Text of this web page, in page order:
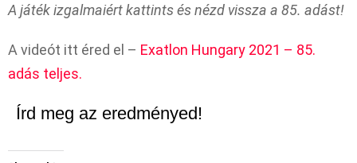
A játék izgalmaiért kattints és nézd vissza a 85. adást!
A videót itt éred el – Exatlon Hungary 2021 – 85.
adás teljes.
Írd meg az eredményed!